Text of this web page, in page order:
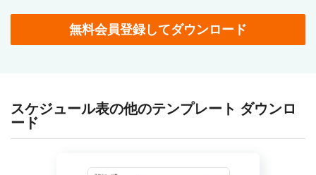
無料会員登録してダウンロード
スケジュール表の他のテンプレート ダウンロ
ード